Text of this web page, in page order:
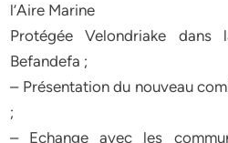
l’Aire Marine
Protégée Velondriake
Befandefa ;
– Présentation du nouveau
;
– Echange avec les